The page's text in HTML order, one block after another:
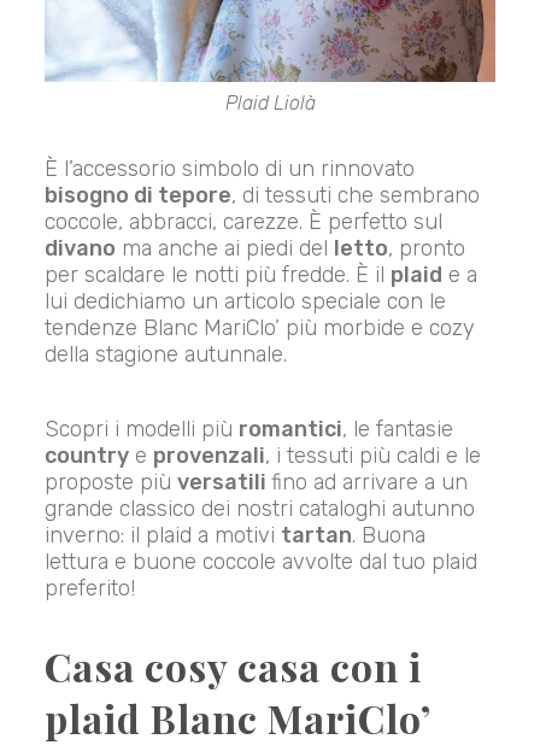
Plaid Liolà
È l’accessorio simbolo di un rinnovato
bisogno di tepore, di tessuti che sembrano
coccole, abbracci, carezze. È perfetto sul
divano ma anche ai piedi del letto, pronto
per scaldare le notti più fredde. È il plaid e a
lui dedichiamo un articolo speciale con le
tendenze Blanc MariClo’ più morbide e cozy
della stagione autunnale.
Scopri i modelli più romantici, le fantasie
country e provenzali, i tessuti più caldi e le
proposte piùversatilifino ad arrivare a un
grande classico dei nostri cataloghi autunno
inverno: il plaid a motivi tartan. Buona
lettura e buone coccole avvolte dal tuo plaid
preferito!
Casa cosy casa con i
plaid Blanc MariClo’